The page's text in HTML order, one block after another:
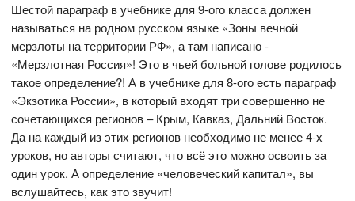
Шестой параграф в учебнике для 9-ого класса должен
называться на родном русском языке «Зоны вечной
мерзлоты на территории РФ», а там написано -
«Мерзлотная Россия»! Это в чьей больной голове родилось
такое определение?! А в учебнике для 8-ого есть параграф
«Экзотика России», в который входят три совершенно не
сочетающихся регионов – Крым, Кавказ, Дальний Восток.
Да на каждый из этих регионов необходимо не менее 4-х
уроков, но авторы считают, что всё это можно освоить за
один урок. А определение «человеческий капитал», вы
вслушайтесь, как это звучит!